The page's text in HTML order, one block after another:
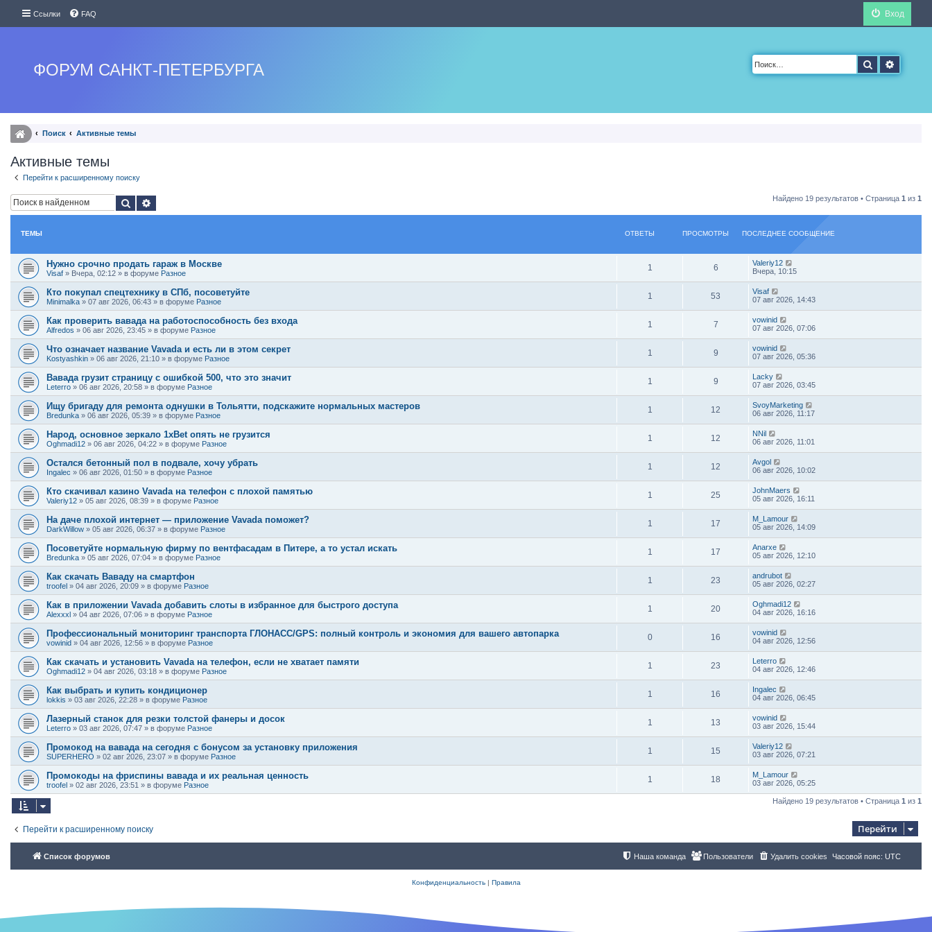
Ссылки FAQ Вход
ФОРУМ САНКТ-ПЕТЕРБУРГА Поиск
Поиск Активные темы
Активные темы
Перейти к расширенному поиску
Поиск Найдено 19 результатов • Страница 1 из 1
ТЕМЫ ОТВЕТЫ ПРОСМОТРЫ ПОСЛЕДНЕЕ СООБЩЕНИЕ
Нужно срочно продать гараж в Москве
Visaf » Вчера, 02:12 » в форуме Разное
1 6
Valeriy12
Вчера, 10:15
Кто покупал спецтехнику в СПб, посоветуйте
Minimalka » 07 авг 2026, 06:43 » в форуме Разное
1 53
Visaf
07 авг 2026, 14:43
Как проверить вавада на работоспособность без входа
Alfredos » 06 авг 2026, 23:45 » в форуме Разное
1 7
vowinid
07 авг 2026, 07:06
Что означает название Vavada и есть ли в этом секрет
Kostyashkin » 06 авг 2026, 21:10 » в форуме Разное
1 9
vowinid
07 авг 2026, 05:36
Вавада грузит страницу с ошибкой 500, что это значит
Leterro » 06 авг 2026, 20:58 » в форуме Разное
1 9
Lacky
07 авг 2026, 03:45
Ищу бригаду для ремонта однушки в Тольятти, подскажите нормальных мастеров
Bredunka » 06 авг 2026, 05:39 » в форуме Разное
1 12
SvoyMarketing
06 авг 2026, 11:17
Народ, основное зеркало 1xBet опять не грузится
Oghmadi12 » 06 авг 2026, 04:22 » в форуме Разное
1 12
NNil
06 авг 2026, 11:01
Остался бетонный пол в подвале, хочу убрать
Ingalec » 06 авг 2026, 01:50 » в форуме Разное
1 12
Avgol
06 авг 2026, 10:02
Кто скачивал казино Vavada на телефон с плохой памятью
Valeriy12 » 05 авг 2026, 08:39 » в форуме Разное
1 25
JohnMaers
05 авг 2026, 16:11
На даче плохой интернет — приложение Vavada поможет?
DarkWillow » 05 авг 2026, 06:37 » в форуме Разное
1 17
M_Lamour
05 авг 2026, 14:09
Посоветуйте нормальную фирму по вентфасадам в Питере, а то устал искать
Bredunka » 05 авг 2026, 07:04 » в форуме Разное
1 17
Anarxe
05 авг 2026, 12:10
Как скачать Ваваду на смартфон
troofel » 04 авг 2026, 20:09 » в форуме Разное
1 23
andrubot
05 авг 2026, 02:27
Как в приложении Vavada добавить слоты в избранное для быстрого доступа
Alexxxl » 04 авг 2026, 07:06 » в форуме Разное
1 20
Oghmadi12
04 авг 2026, 16:16
Профессиональный мониторинг транспорта ГЛОНАСС/GPS: полный контроль и экономия для вашего автопарка
vowinid » 04 авг 2026, 12:56 » в форуме Разное
0 16
vowinid
04 авг 2026, 12:56
Как скачать и установить Vavada на телефон, если не хватает памяти
Oghmadi12 » 04 авг 2026, 03:18 » в форуме Разное
1 23
Leterro
04 авг 2026, 12:46
Как выбрать и купить кондиционер
lokkis » 03 авг 2026, 22:28 » в форуме Разное
1 16
Ingalec
04 авг 2026, 06:45
Лазерный станок для резки толстой фанеры и досок
Leterro » 03 авг 2026, 07:47 » в форуме Разное
1 13
vowinid
03 авг 2026, 15:44
Промокод на вавада на сегодня с бонусом за установку приложения
SUPERHERO » 02 авг 2026, 23:07 » в форуме Разное
1 15
Valeriy12
03 авг 2026, 07:21
Промокоды на фриспины вавада и их реальная ценность
troofel » 02 авг 2026, 23:51 » в форуме Разное
1 18
M_Lamour
03 авг 2026, 05:25
Найдено 19 результатов • Страница 1 из 1
Перейти к расширенному поиску Перейти
Список форумов Часовой пояс: UTC
Удалить cookies
Пользователи
Наша команда
Конфиденциальность| Правила